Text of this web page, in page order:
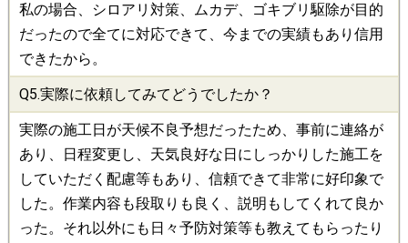
私の場合、シロアリ対策、ムカデ、ゴキブリ駆除が目的
だったので全てに対応できて、今までの実績もあり信用
できたから。
Q5.実際に依頼してみてどうでしたか？
実際の施工日が天候不良予想だったため、事前に連絡が
あり、日程変更し、天気良好な日にしっかりした施工を
していただく配慮等もあり、信頼できて非常に好印象で
した。作業内容も段取りも良く、説明もしてくれて良か
った。それ以外にも日々予防対策等も教えてもらったり